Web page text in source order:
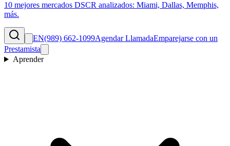
10 mejores mercados DSCR analizados: Miami, Dallas, Memphis,
más.
EN(989) 662-1099Agendar LlamadaEmparejarse con un
Prestamista
Aprender